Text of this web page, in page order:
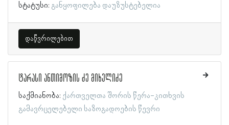
სტატუსი: განყოფილება დაუზუსტებელია
დაწვრილებით
ტარასი ანთიმოზის ძე მიხელიძე
საქმიანობა: ქართველთა შორის წერა-კითხვის
გამავრცელებელი საზოგადოების წევრი